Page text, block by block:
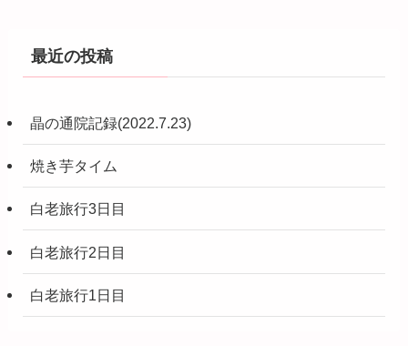
最近の投稿
晶の通院記録(2022.7.23)
焼き芋タイム
白老旅行3日目
白老旅行2日目
白老旅行1日目